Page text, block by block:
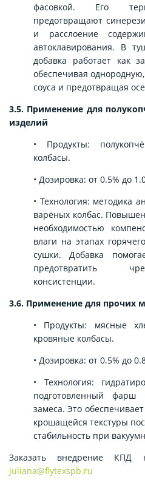
фасовкой. Его
предотвращают
и расслоение
автоклавирования. В
добавка работает как
обеспечивая
соуса и предотвращая
3.5. Применение для
изделий
• Продукты:
колбасы.
• Дозировка: от 0.5% до
• Технология: методика
варёных колбас.
необходимостью
влаги на этапах
сушки. Добавка
предотвратить
консистенции.
3.6. Применение для прочих
• Продукты: мясные
кровяные колбасы.
• Дозировка: от 0.5% до
• Технология:
подготовленный фарш
замеса. Это
крошащейся текстуры
стабильность при
Заказать внедрение КПД
juliana@flytexspb.ru